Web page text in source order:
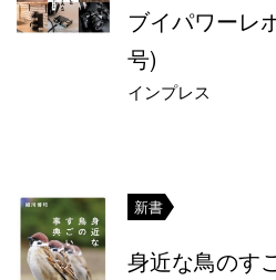
ブイパワーレ
号)
インプレス
新書
身近な鳥のす